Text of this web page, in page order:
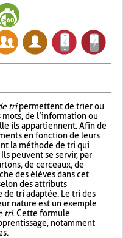
tripermettent de trier ou
mots, de l’information ou
ils appartiennent. Afin de
en fonction de leurs
la méthode de tri qui
peuvent se servir, par
de cerceaux, de
des élèves dans cet
des attributs
tri adaptée. Le tri des
nature est un exemple
tri. Cette formule
notamment